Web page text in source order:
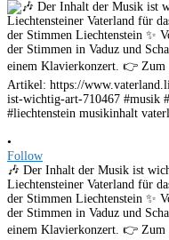
•
Follow
🎶 Der Inhalt der Musik ist
Liechtensteiner Vaterland für
der Stimmen Liechtenstein ✨
der Stimmen in Vaduz und
einem Klavierkonzert. 👉 Zum